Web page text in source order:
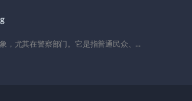
，尤其在警察部门。它是指普通民众、...